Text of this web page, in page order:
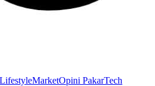
LifestyleMarketOpini PakarTech